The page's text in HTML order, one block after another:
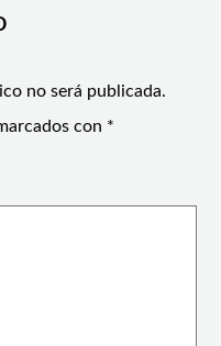
no será publicada.
con *